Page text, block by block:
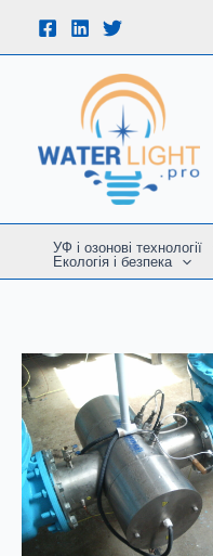
УФ і озонові технології
Екологія і безпека